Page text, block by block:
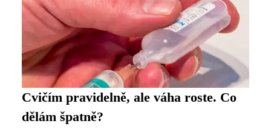
Cvičím pravidelně, ale váha roste. Co
dělám špatně?